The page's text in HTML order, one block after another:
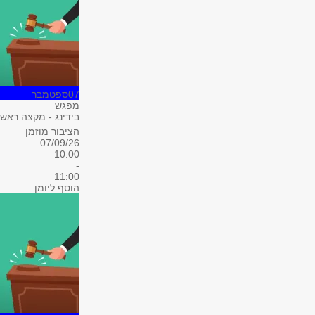
07ספטמבר
מפגש
בידינג - מקצה
הציבור מוזמן
07/09/26
10:00
-
11:00
הוסף ליומן